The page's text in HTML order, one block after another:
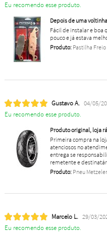
Eu recomendo esse produto.
Depois de uma
Fácil de instalar e boa
pouco e já estava
Produto:Pastilha Freio
Gustavo A. 04/05/
Eu recomendo esse produto.
Produto original, loja
Primeira compra na
atenciosos no
entrega se
remetente e
Produto:Pneu
Marcelo L. 29/03/
Eu recomendo esse produto.